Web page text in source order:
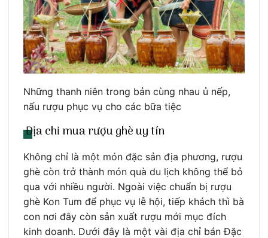
Những thanh niên trong bản cùng nhau ủ nếp,
nấu rượu phục vụ cho các bữa tiệc
Địa chỉ mua rượu ghè uy tín
Không chỉ là một món đặc sản địa phương, rượu
ghè còn trở thành món quà du lịch không thể bỏ
qua với nhiều người. Ngoài việc chuẩn bị rượu
ghè Kon Tum để phục vụ lễ hội, tiếp khách thì bà
con nơi đây còn sản xuất rượu mới mục đích
kinh doanh. Dưới đây là một vài địa chỉ bán Đặc